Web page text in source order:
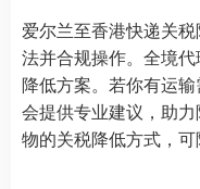
爱尔兰至香港快递关
法并合规操作。全境
降低方案。若你有运
会提供专业建议，助
物的关税降低方式，可